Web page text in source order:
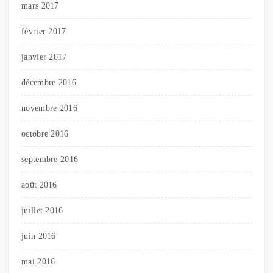
mars 2017
février 2017
janvier 2017
décembre 2016
novembre 2016
octobre 2016
septembre 2016
août 2016
juillet 2016
juin 2016
mai 2016